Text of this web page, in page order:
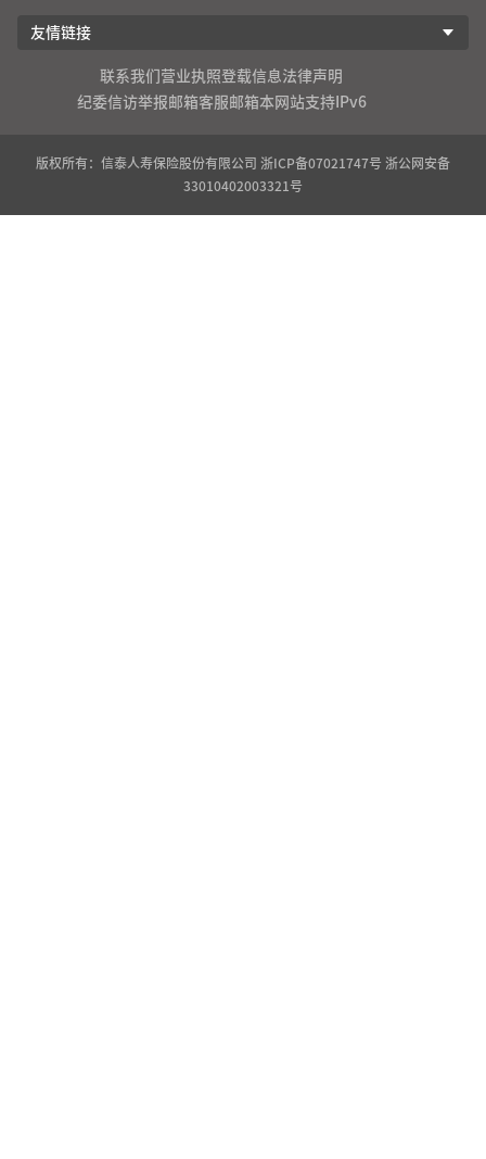
友情链接
联系我们 营业执照登载信息法律声明
纪委信访举报邮箱客服邮箱本网站支持IPv6
版权所有：信泰人寿保险股份有限公司 浙ICP备07021747号 浙公网安备
33010402003321号